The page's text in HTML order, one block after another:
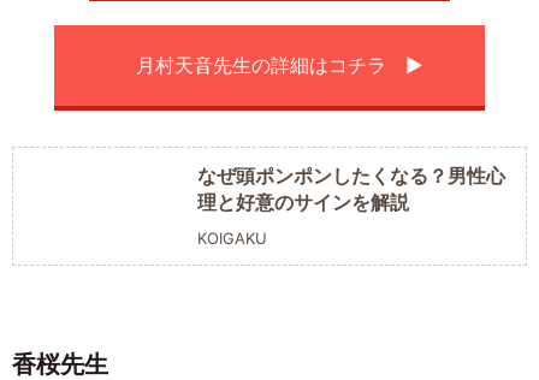
月村天音先生の詳細はコチラ ▶︎
なぜ頭ポンポンしたくなる？男性心
理と好意のサインを解説
KOIGAKU
香桜先生